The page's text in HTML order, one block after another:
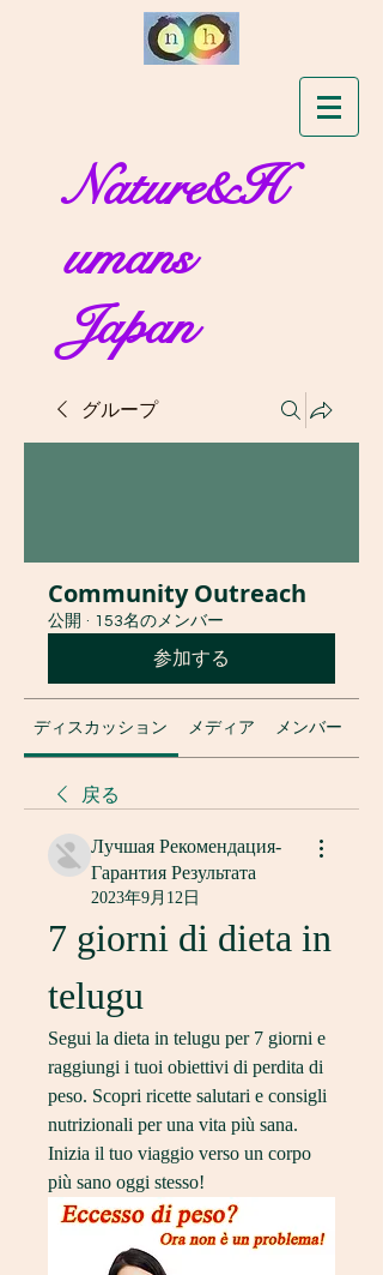
Nature&H
umans
Japan
グループ
Community Outreach
公開 · 153名のメンバー
参加する
ディスカッション メディア メンバー
戻る
Лучшая Рекомендация-
Гарантия Результата
2023年9月12日
7 giorni di dieta in
telugu
Segui la dieta in telugu per 7 giorni e
raggiungi i tuoi obiettivi di perdita di
peso. Scopri ricette salutari e consigli
nutrizionali per una vita più sana.
Inizia il tuo viaggio verso un corpo
più sano oggi stesso!